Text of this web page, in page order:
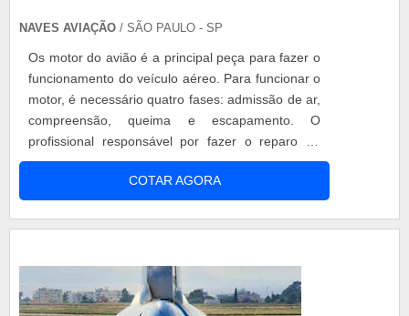
NAVES AVIAÇÃO / SÃO PAULO - SP
Os motor do avião é a principal peça para fazer o
funcionamento do veículo aéreo. Para funcionar o
motor, é necessário quatro fases: admissão de ar,
compreensão, queima e escapamento. O
profissional responsável por fazer o reparo de
todos os equipamentos são responsáveis por
fazer a manutenção preventiva e corretiva de
aeronaves, por isso a necessidade mecânica e
COTAR AGORA